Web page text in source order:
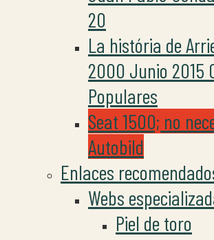
20
La história de
2000 Junio 2015
Populares
Seat 1500; no
Autobild
Enlaces
Webs
Piel de toro